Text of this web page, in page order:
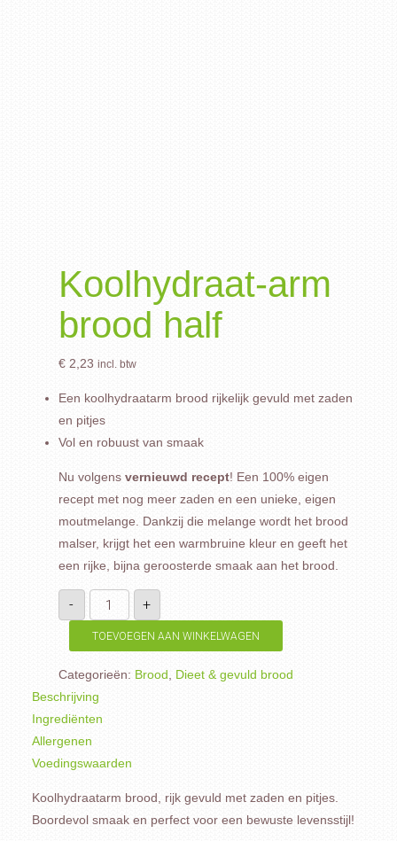
Koolhydraat-arm
brood half
€2,23 incl. btw
Een koolhydraatarm brood rijkelijk gevuld met zaden
en pitjes
Vol en robuust van smaak
Nu volgens vernieuwd recept! Een 100% eigen
recept met nog meer zaden en een unieke, eigen
moutmelange. Dankzij die melange wordt het brood
malser, krijgt het een warmbruine kleur en geeft het
een rijke, bijna geroosterde smaak aan het brood.
-
Koolhydraat-
arm
brood
half
aantal
+
TOEVOEGEN AAN WINKELWAGEN
Categorieën: Brood
Dieet & gevuld brood
Beschrijving
Ingrediënten
Allergenen
Voedingswaarden
Koolhydraatarm brood, rijk gevuld met zaden en pitjes.
Boordevol smaak en perfect voor een bewuste levensstijl!